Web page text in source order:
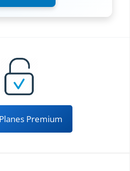
Premium